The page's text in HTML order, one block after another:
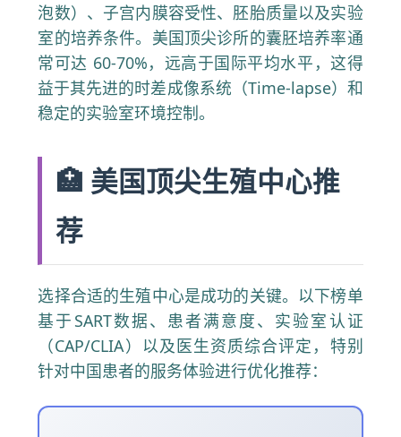
泡数）、子宫内膜容受性、胚胎质量以及实验
室的培养条件。美国顶尖诊所的囊胚培养率通
常可达 60-70%，远高于国际平均水平，这得
益于其先进的时差成像系统（Time-lapse）和
稳定的实验室环境控制。
🏥 美国顶尖生殖中心推
荐
选择合适的生殖中心是成功的关键。以下榜单
基于SART数据、患者满意度、实验室认证
（CAP/CLIA）以及医生资质综合评定，特别
针对中国患者的服务体验进行优化推荐：